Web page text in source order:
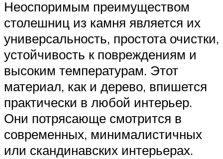
Неоспоримым преимуществом
столешниц из камня является их
универсальность, простота очистки,
устойчивость к повреждениям и
высоким температурам. Этот
материал, как и дерево, впишется
практически в любой интерьер.
Они потрясающе смотрится в
современных, минималистичных
или скандинавских интерьерах.